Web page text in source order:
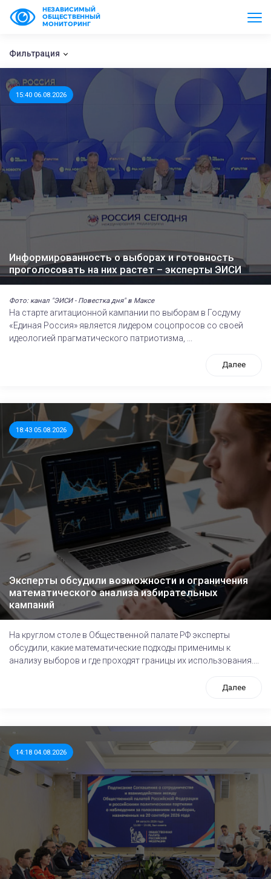
НЕЗАВИСИМЫЙ
ОБЩЕСТВЕННЫЙ
МОНИТОРИНГ
Фильтрация
15:40 06.08.2026
Информированность о выборах и готовность
проголосовать на них растет – эксперты ЭИСИ
Фото: канал "ЭИСИ - Повестка дня" в Максе
На старте агитационной кампании по выборам в Госдуму
«Единая Россия» является лидером соцопросов со своей
идеологией прагматического патриотизма, ...
Далее
18:43 05.08.2026
Эксперты обсудили возможности и ограничения
математического анализа избирательных
кампаний
На круглом столе в Общественной палате РФ эксперты
обсудили, какие математические подходы применимы к
анализу выборов и где проходят границы их использования....
Далее
14:18 04.08.2026